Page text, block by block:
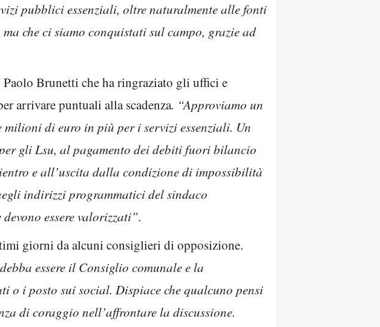
pubblici essenziali, oltre naturalmente alle fonti
che ci siamo conquistati sul campo, grazie ad
Brunetti che ha ringraziato gli uffici e
arrivare puntuali alla scadenza. “Approviamo un
milioni di euro in più per i servizi essenziali. Un
gli Lsu, al pagamento dei debiti fuori bilancio
e all’uscita dalla condizione di impossibilità
indirizzi programmatici del sindaco
essere valorizzati”.
giorni da alcuni consiglieri di opposizione.
essere il Consiglio comunale e la
o i posto sui social. Dispiace che qualcuno pensi
di coraggio nell’affrontare la discussione.